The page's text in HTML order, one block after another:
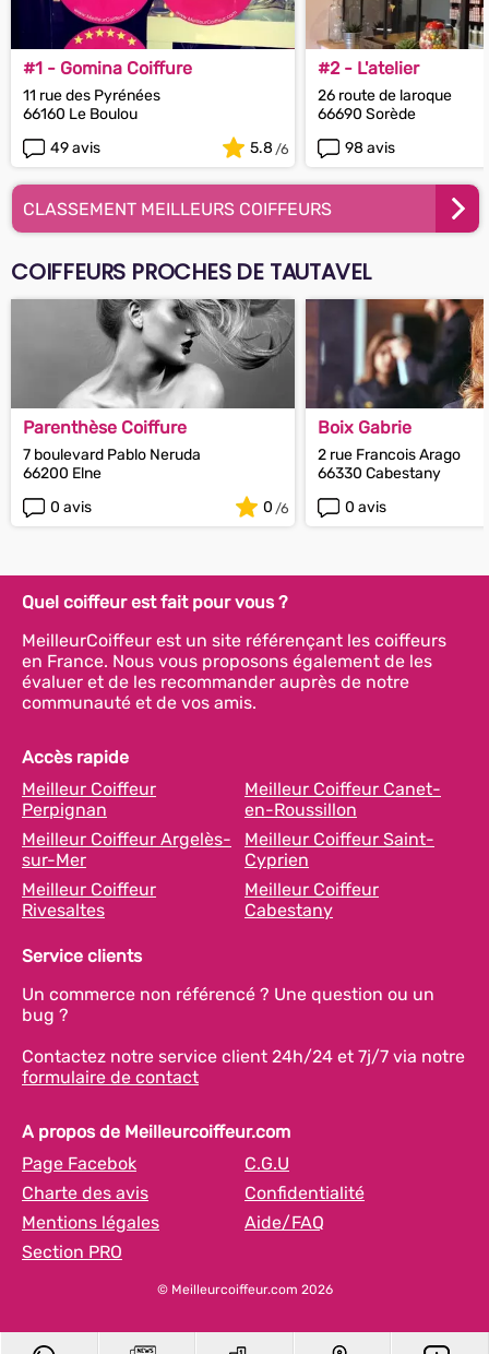
#1 - Gomina Coiffure
11 rue des Pyrénées
66160 Le Boulou
49 avis
5.8
#2 - L'atelier
26 route de laroque
66690 Sorède
98 avis
CLASSEMENT MEILLEURS COIFFEURS
COIFFEURS PROCHES DE TAUTAVEL
Parenthèse Coiffure
7 boulevard Pablo Neruda
66200 Elne
0 avis
0
Boix Gabrie
2 rue Francois Arago
66330 Cabestany
0 avis
Quel coiffeur est fait pour vous ?
MeilleurCoiffeur est un site référençant les coiffeurs
en France. Nous vous proposons également de les
évaluer et de les recommander auprès de notre
communauté et de vos amis.
Accès rapide
Meilleur Coiffeur
Perpignan
Meilleur Coiffeur Canet-
en-Roussillon
Meilleur Coiffeur Argelès-
sur-Mer
Meilleur Coiffeur Saint-
Cyprien
Meilleur Coiffeur
Rivesaltes
Meilleur Coiffeur
Cabestany
Service clients
Un commerce non référencé ? Une question ou un
bug ?
Contactez notre service client 24h/24 et 7j/7 via notre
formulaire de contact
A propos de Meilleurcoiffeur.com
Page Facebok
C.G.U
Charte des avis
Confidentialité
Mentions légales
Aide/FAQ
Section PRO
© Meilleurcoiffeur.com 2026